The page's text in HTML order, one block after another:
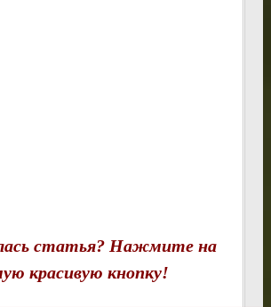
статья? Нажмите на
красивую кнопку!